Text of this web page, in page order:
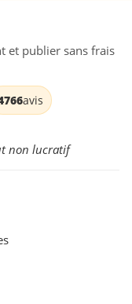
et publier sans frais
avis
non lucratif